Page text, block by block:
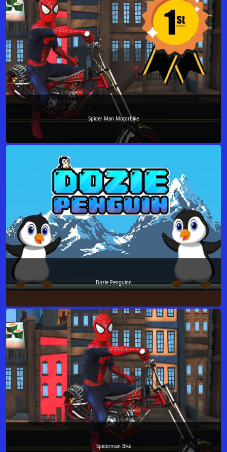
Spider Man Motorbike
Dozie Penguinn
Spiderman Bike